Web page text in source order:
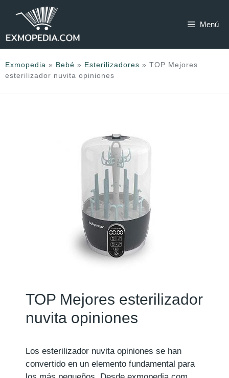
Menú
Exmopedia » Bebé » Esterilizadores » TOP Mejores
esterilizador nuvita opiniones
TOP Mejores esterilizador
nuvita opiniones
Los esterilizador nuvita opiniones se han
convertido en un elemento fundamental para